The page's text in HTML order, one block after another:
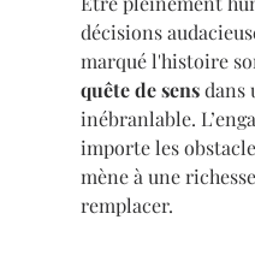
décisions
marqué l'histoire
quête de sens dans
inébranlable.
importe les
mène à une
remplacer.